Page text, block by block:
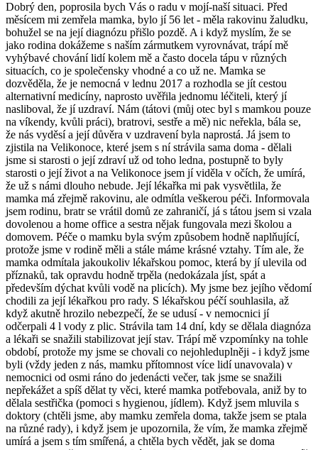
Dobrý den, poprosila bych Vás o radu v mojí-naší situaci. Před
měsícem mi zemřela mamka, bylo jí 56 let - měla rakovinu žaludku,
bohužel se na její diagnózu přišlo pozdě. A i když myslím, že se
jako rodina dokážeme s naším zármutkem vyrovnávat, trápí mě
vyhýbavé chování lidí kolem mě a často docela tápu v různých
situacích, co je společensky vhodné a co už ne. Mamka se
dozvěděla, že je nemocná v lednu 2017 a rozhodla se jít cestou
alternativní medicíny, naprosto uvěřila jednomu léčiteli, který jí
nasliboval, že jí uzdraví. Nám (tátovi (můj otec byl s mamkou pouze
na víkendy, kvůli práci), bratrovi, sestře a mě) nic neřekla, bála se,
že nás vyděsí a její důvěra v uzdravení byla naprostá. Já jsem to
zjistila na Velikonoce, které jsem s ní strávila sama doma - dělali
jsme si starosti o její zdraví už od toho ledna, postupně to byly
starosti o její život a na Velikonoce jsem jí viděla v očích, že umírá,
že už s námi dlouho nebude. Její lékařka mi pak vysvětlila, že
mamka má zřejmě rakovinu, ale odmítla veškerou péči. Informovala
jsem rodinu, bratr se vrátil domů ze zahraničí, já s tátou jsem si vzala
dovolenou a home office a sestra nějak fungovala mezi školou a
domovem. Péče o mamku byla svým způsobem hodně naplňující,
protože jsme v rodině měli a stále máme krásné vztahy. Tím ale, že
mamka odmítala jakoukoliv lékařskou pomoc, která by jí ulevila od
příznaků, tak opravdu hodně trpěla (nedokázala jíst, spát a
především dýchat kvůli vodě na plicích). My jsme bez jejího vědomí
chodili za její lékařkou pro rady. S lékařskou péčí souhlasila, až
když akutně hrozilo nebezpečí, že se udusí - v nemocnici jí
odčerpali 4 l vody z plic. Strávila tam 14 dní, kdy se dělala diagnóza
a lékaři se snažili stabilizovat její stav. Trápí mě vzpomínky na tohle
období, protože my jsme se chovali co nejohleduplněji - i když jsme
byli (vždy jeden z nás, mamku přítomnost více lidí unavovala) v
nemocnici od osmi ráno do jedenácti večer, tak jsme se snažili
nepřekážet a spíš dělat ty věci, které mamka potřebovala, aniž by to
dělala sestřička (pomoci s hygienou, jídlem). Když jsem mluvila s
doktory (chtěli jsme, aby mamku zemřela doma, takže jsem se ptala
na různé rady), i když jsem je upozornila, že vím, že mamka zřejmě
umírá a jsem s tím smířená, a chtěla bych vědět, jak se doma